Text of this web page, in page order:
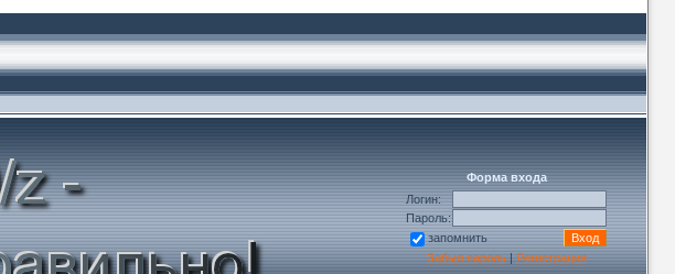
Форма входа
Логин:
Пароль:
запомнить
Забыл пароль|Регистрация